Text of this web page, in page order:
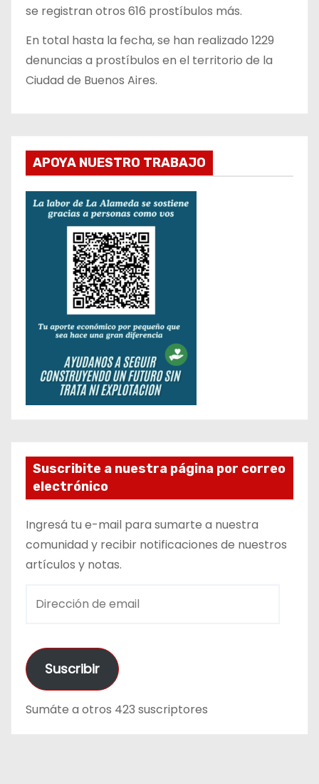
se registran otros 616 prostíbulos más.
En total hasta la fecha, se han realizado 1229
denuncias a prostíbulos en el territorio de la
Ciudad de Buenos Aires.
APOYA NUESTRO TRABAJO
Suscribite a nuestra página por correo
electrónico
Ingresá tu e-mail para sumarte a nuestra
comunidad y recibir notificaciones de nuestros
artículos y notas.
e
c
i
Suscribir
Sumáte a otros 423 suscriptores